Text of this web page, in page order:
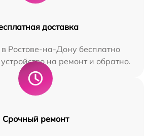
доставка
Ростове-на-Дону бесплатно
на ремонт и обратно.
Срочный ремонт